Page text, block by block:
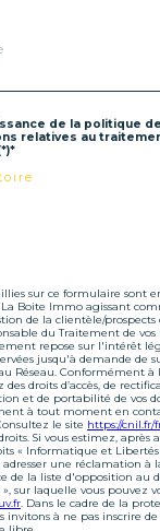
de la politique
relatives au
sur ce formulaire sont
Boite Immo agissant
de la clientèle/prospects
du Traitement de vos
repose sur l'intérêt
jusqu'à demande de
Réseau. Conformément
des droits d’accès, de
et de portabilité de vos
à tout moment en
le site https://cnil.fr/
Si vous estimez, après
« Informatique et
adresser une réclamation à
de la liste d'opposition au
sur laquelle vous pouvez
. Dans le cadre de la
invitons à ne pas inscrire